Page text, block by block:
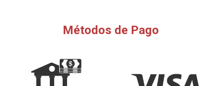
Métodos de Pago